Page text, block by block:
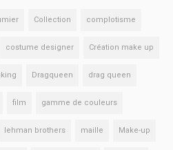
Collection complotisme
costume designer Création make up
Dragqueen drag queen
film gamme de couleurs
lehman brothers maille Make-up